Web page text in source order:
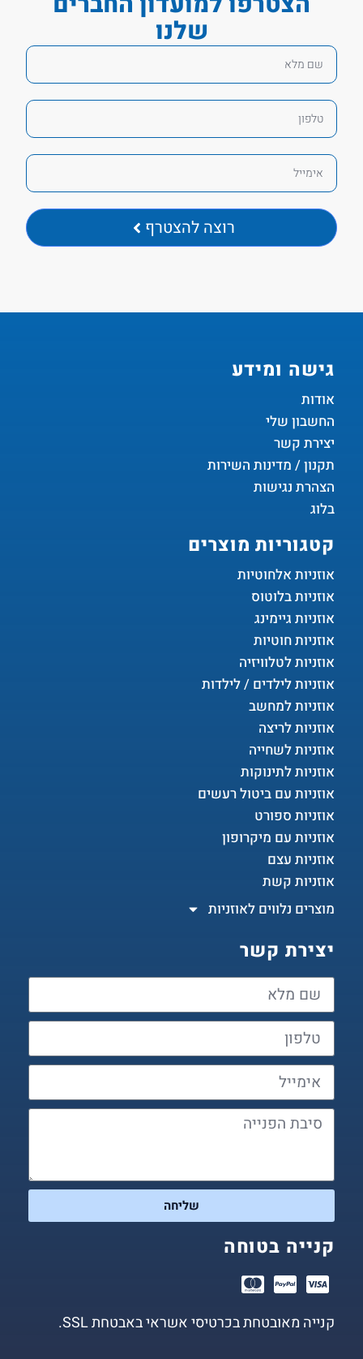
שלנו
רוצה להצטרף
גישה ומידע
אודות
החשבון שלי
יצירת קשר
תקנון / מדינות השירות
הצהרת נגישות
בלוג
קטגוריות מוצרים
אוזניות אלחוטיות
אוזניות בלוטוס
אוזניות גיימינג
אוזניות חוטיות
אוזניות לטלוויזיה
אוזניות לילדים / לילדות
אוזניות למחשב
אוזניות לריצה
אוזניות לשחייה
אוזניות לתינוקות
אוזניות עם ביטול רעשים
אוזניות ספורט
אוזניות עם מיקרופון
אוזניות עצם
אוזניות קשת
מוצרים נלווים לאוזניות
יצירת קשר
שליחה
קנייה בטוחה
קנייה מאובטחת בכרטיסי אשראי באבטחת SSL.